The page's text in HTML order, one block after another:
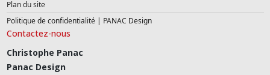
Plan du site
Politique de confidentialité | PANAC Design
Contactez-nous
Christophe Panac
Panac Design